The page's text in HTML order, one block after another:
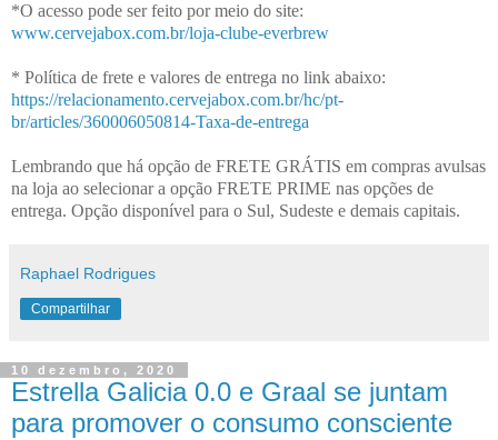
*O acesso pode ser feito por meio do site:
www.cervejabox.com.br/loja-clube-everbrew
* Política de frete e valores de entrega no link abaixo:
https://relacionamento.cervejabox.com.br/hc/pt-
br/articles/360006050814-Taxa-de-entrega
Lembrando que há opção de FRETE GRÁTIS em compras avulsas
na loja ao selecionar a opção FRETE PRIME nas opções de
entrega. Opção disponível para o Sul, Sudeste e demais capitais.
Raphael Rodrigues
Compartilhar
10 dezembro, 2020
Estrella Galicia 0.0 e Graal se juntam
para promover o consumo consciente